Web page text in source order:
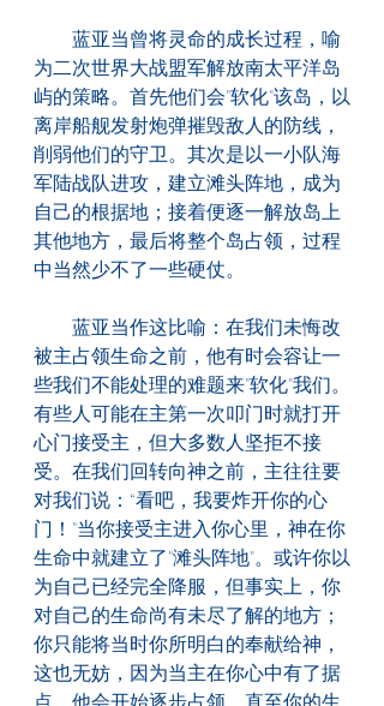
蓝亚当曾将灵命的成长过程，喻
为二次世界大战盟军解放南太平洋岛
屿的策略。首先他们会"软化"该岛，以
离岸船舰发射炮弹摧毁敌人的防线，
削弱他们的守卫。其次是以一小队海
军陆战队进攻，建立滩头阵地，成为
自己的根据地；接着便逐一解放岛上
其他地方，最后将整个岛占领，过程
中当然少不了一些硬仗。
蓝亚当作这比喻：在我们未悔改
被主占领生命之前，他有时会容让一
些我们不能处理的难题来"软化"我们。
有些人可能在主第一次叩门时就打开
心门接受主，但大多数人坚拒不接
受。在我们回转向神之前，主往往要
对我们说：“看吧，我要炸开你的心
门！"当你接受主进入你心里，神在你
生命中就建立了"滩头阵地"。或许你以
为自己已经完全降服，但事实上，你
对自己的生命尚有未尽了解的地方；
你只能将当时你所明白的奉献给神，
这也无妨，因为当主在你心中有了据